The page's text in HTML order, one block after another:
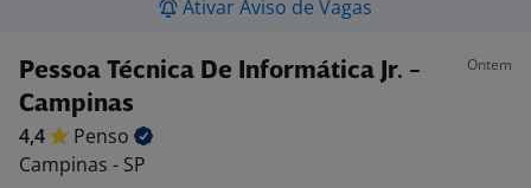
Ativar Aviso de Vagas
Pessoa Técnica De Informática Jr. -
Campinas
Ontem
4,4
Penso
Campinas - SP